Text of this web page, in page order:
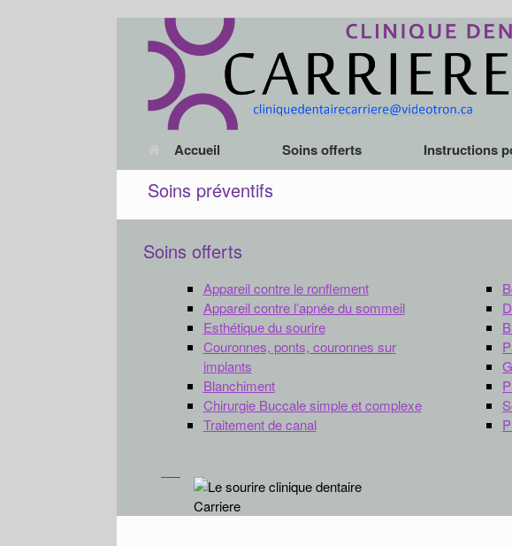
Accueil Soins offerts Instructions
Soins préventifs
Soins offerts
Appareil contre le ronflement
Appareil contre l’apnée du sommeil
Esthétique du sourire
Couronnes, ponts, couronnes sur
implants
Blanchiment
Chirurgie Buccale simple et complexe
Traitement de canal